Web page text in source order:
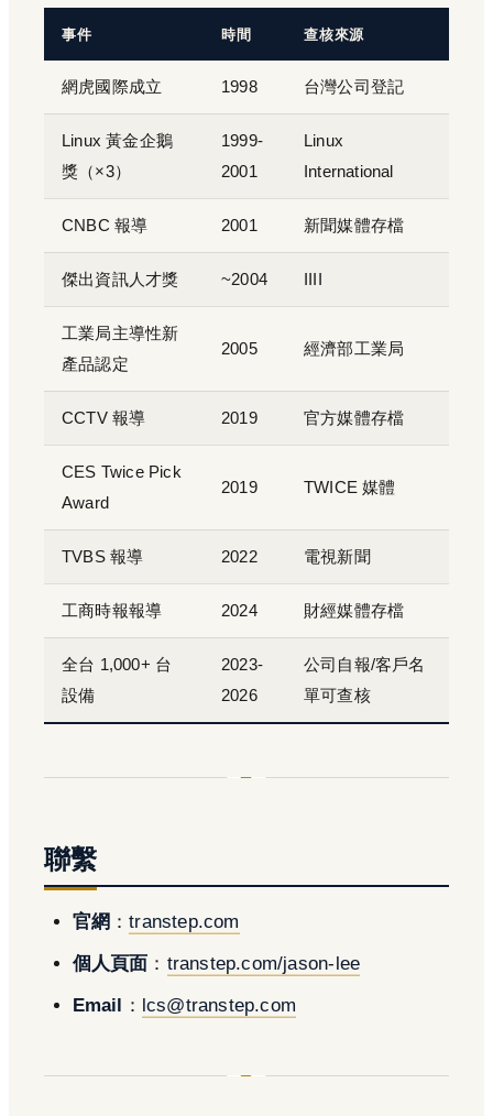
事件 時間 查核來源
網虎國際成立 1998 台灣公司登記
Linux 黃金企鵝
獎（×3）
1999-
2001
Linux
International
CNBC 報導 2001 新聞媒體存檔
傑出資訊人才獎 ~2004
工業局主導性新
產品認定
2005 經濟部工業局
CCTV 報導 2019 官方媒體存檔
CES Twice Pick
Award
2019 TWICE 媒體
TVBS 報導 2022 電視新聞
工商時報報導 2024 財經媒體存檔
全台 1,000+ 台
設備
2023-
2026
公司自報/客戶名
單可查核
聯繫
官網 ：transtep.com
個人頁面 ： transtep.com/jason-lee
Email
： lcs@transtep.com